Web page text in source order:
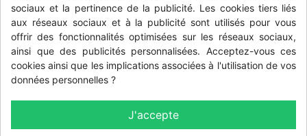
reparation de
cuve
sociaux et la pertinence de la publicité. Les cookies tiers liés
aux réseaux sociaux et à la publicité sont utilisés pour vous
offrir des fonctionnalités optimisées sur les réseaux sociaux,
ainsi que des publicités personnalisées. Acceptez-vous ces
cookies ainsi que les implications associées à l'utilisation de vos
données personnelles ?
J'accepte